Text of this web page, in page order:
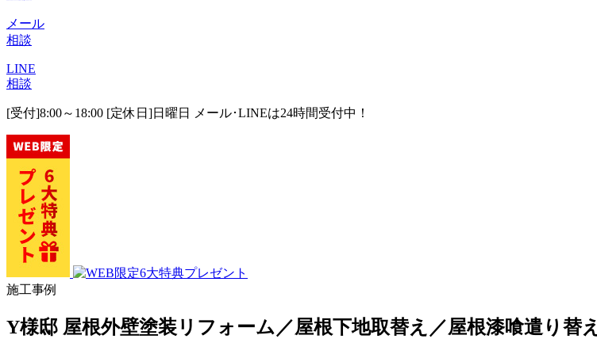
メール
相談
LINE
相談
[受付]8:00～18:00 [定休日]日曜日 メール･LINEは24時間受付中！
施工事例
Y様邸 屋根外壁塗装リフォーム／屋根下地取替え／屋根漆喰遣り替え